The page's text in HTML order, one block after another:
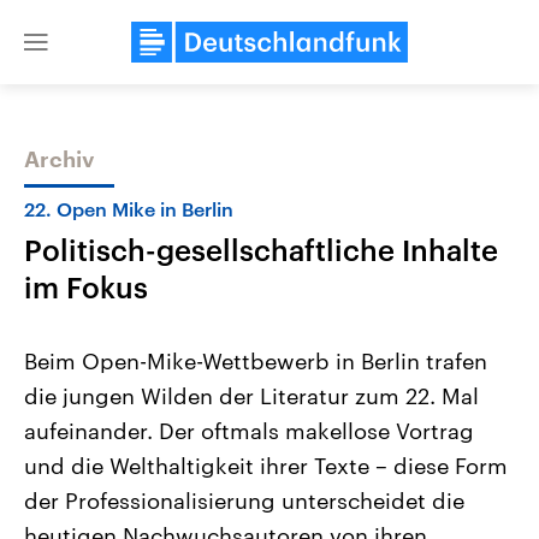
Close
Themen
Landtagswahl Sachsen-Anhalt
2026
Alle Informationen
Sachsen-Anhalt wählt am 6.
September 2026 einen neuen
Landtag. Seit 2021 wird das
Bundesland von einer Koalition aus
USA
Aktuelle Beiträge,
Hintergründe
Wirtschaftlich und
gehören die Vereinigten
den mächtigsten Ländern
mit großem Einfluss auf
Archiv
22. Open Mike in Berlin
Politisch-gesellschaftliche Inhalte
im Fokus
Beim Open-Mike-Wettbewerb in Berlin trafen
die jungen Wilden der Literatur zum 22. Mal
aufeinander. Der oftmals makellose Vortrag
und die Welthaltigkeit ihrer Texte – diese Form
der Professionalisierung unterscheidet die